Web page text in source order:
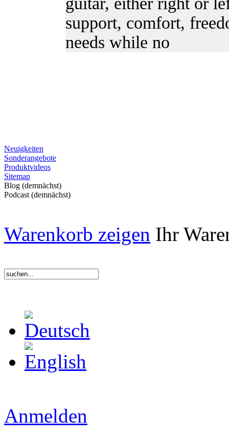
support, comfort,
needs while no
Neuigkeiten
Sonderangebote
Produktvideos
Sitemap
Blog (demnächst)
Podcast (demnächst)
Warenkorb zeigen Ihr
Anmelden